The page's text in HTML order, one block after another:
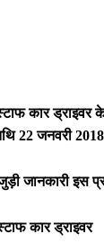
कार
22 जनवरी
जानकारी इस
कार ड्राइवर